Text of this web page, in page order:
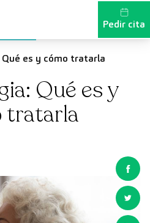
Pedir cita
es y cómo tratarla
Qué es y
tratarla